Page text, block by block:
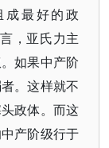
最好的政
，亚氏力主
如果中产阶
。这样就不
政体。而这
产阶级行于